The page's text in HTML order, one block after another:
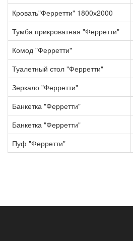
Кровать"Ферретти" 1800х2000
Тумба прикроватная "Ферретти"
Комод "Ферретти"
Туалетный стол "Ферретти"
Зеркало "Ферретти"
Банкетка "Ферретти"
Банкетка "Ферретти"
Пуф "Ферретти"